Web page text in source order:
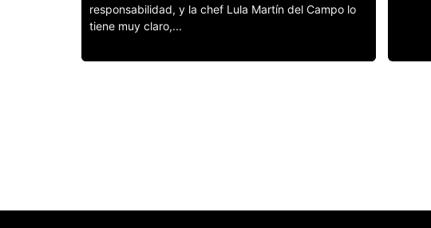
responsabilidad, y la chef Lula Martín del Campo lo
tiene muy claro,...